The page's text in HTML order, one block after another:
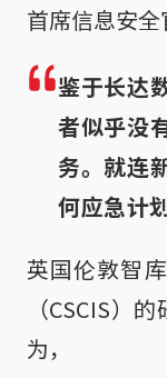
首席信息安全
鉴于长达
者似乎没
务。就连
何应急计划
英国伦敦智
（CSCIS）
为，